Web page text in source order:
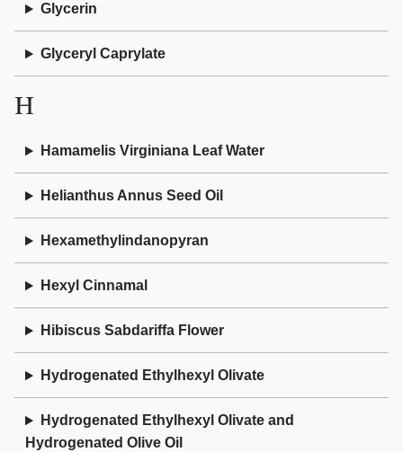
Glycerin
Glyceryl Caprylate
H
Hamamelis Virginiana Leaf Water
Helianthus Annus Seed Oil
Hexamethylindanopyran
Hexyl Cinnamal
Hibiscus Sabdariffa Flower
Hydrogenated Ethylhexyl Olivate
Hydrogenated Ethylhexyl Olivate and
Hydrogenated Olive Oil